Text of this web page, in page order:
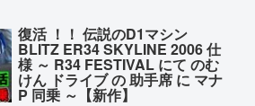
復活 ！！ 伝説のD1マシン
BLITZ ER34 SKYLINE 2006 仕
様 ～ R34 FESTIVAL にて のむ
けん ドライブ の 助手席 に マナ
P 同乗 ～【新作】